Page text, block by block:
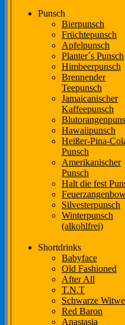
Punsch
Bierpunsch
Früchtepunsch
Apfelpunsch
Planter´s Punsch
Himbeerpunsch
Brennender
Teepunsch
Jamaicanischer
Kaffeepunsch
Hawaiipunsch
Heißer-Pina-
Punsch
Amerikanischer
Punsch
Halt die fest
Silvesterpunsch
Winterpunsch
(alkohlfrei)
Shortdrinks
Babyface
Old Fashioned
After All
T.N.T
Schwarze Witwe
Red Baron
Anastasia